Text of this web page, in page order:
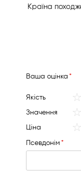
Вашa оцінка
Якість
Значення
Ціна
Псевдонім